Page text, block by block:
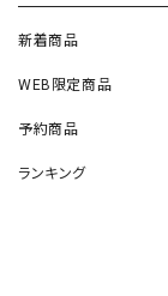
新着商品
WEB限定商品
予約商品
ランキング